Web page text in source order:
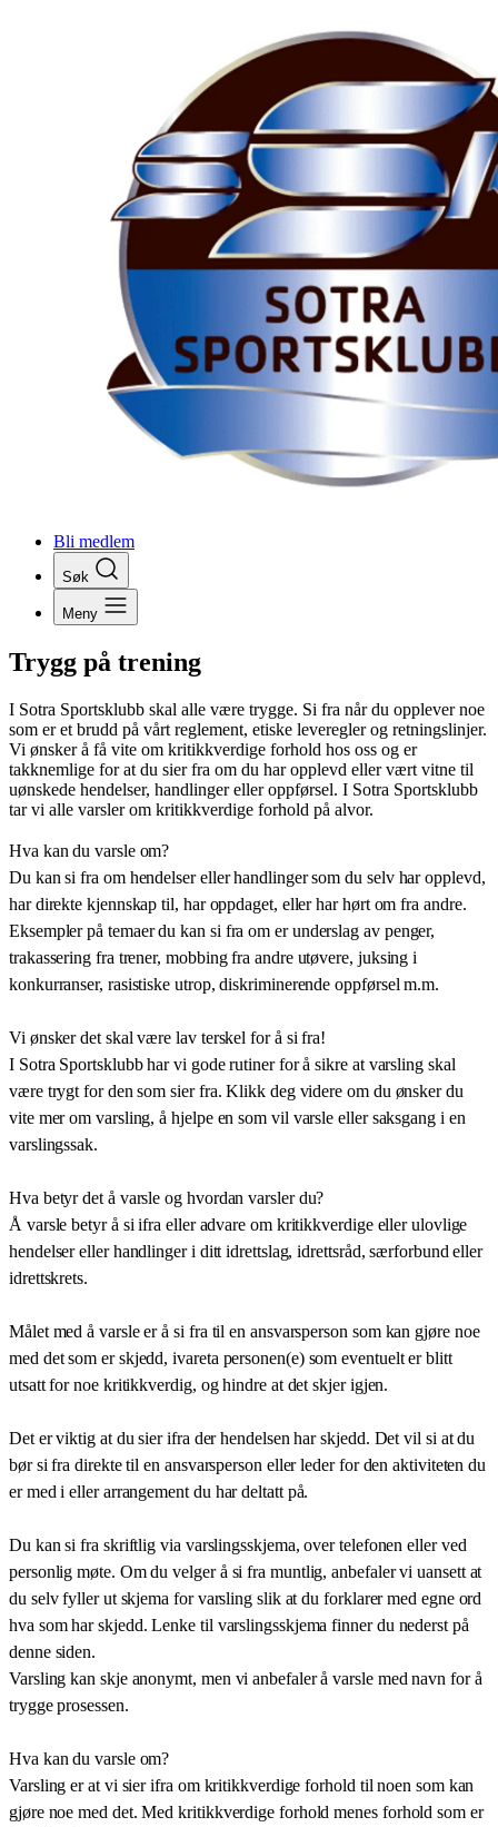
Bli medlem
Søk
Meny
Trygg på trening
I Sotra Sportsklubb skal alle være trygge. Si fra når du opplever noe
som er et brudd på vårt reglement, etiske leveregler og retningslinjer.
Vi ønsker å få vite om kritikkverdige forhold hos oss og er
takknemlige for at du sier fra om du har opplevd eller vært vitne til
uønskede hendelser, handlinger eller oppførsel. I Sotra Sportsklubb
tar vi alle varsler om kritikkverdige forhold på alvor.
Hva kan du varsle om?
Du kan si fra om hendelser eller handlinger som du selv har opplevd,
har direkte kjennskap til, har oppdaget, eller har hørt om fra andre.
Eksempler på temaer du kan si fra om er underslag av penger,
trakassering fra trener, mobbing fra andre utøvere, juksing i
konkurranser, rasistiske utrop, diskriminerende oppførsel m.m.
Vi ønsker det skal være lav terskel for å si fra!
I Sotra Sportsklubb har vi gode rutiner for å sikre at varsling skal
være trygt for den som sier fra. Klikk deg videre om du ønsker du
vite mer om varsling, å hjelpe en som vil varsle eller saksgang i en
varslingssak.
Hva betyr det å varsle og hvordan varsler du?
Å varsle betyr å si ifra eller advare om kritikkverdige eller ulovlige
hendelser eller handlinger i ditt idrettslag, idrettsråd, særforbund eller
idrettskrets.
Målet med å varsle er å si fra til en ansvarsperson som kan gjøre noe
med det som er skjedd, ivareta personen(e) som eventuelt er blitt
utsatt for noe kritikkverdig, og hindre at det skjer igjen.
Det er viktig at du sier ifra der hendelsen har skjedd. Det vil si at du
bør si fra direkte til en ansvarsperson eller leder for den aktiviteten du
er med i eller arrangement du har deltatt på.
Du kan si fra skriftlig via varslingsskjema, over telefonen eller ved
personlig møte. Om du velger å si fra muntlig, anbefaler vi uansett at
du selv fyller ut skjema for varsling slik at du forklarer med egne ord
hva som har skjedd. Lenke til varslingsskjema finner du nederst på
denne siden.
Varsling kan skje anonymt, men vi anbefaler å varsle med navn for å
trygge prosessen.
Hva kan du varsle om?
Varsling er at vi sier ifra om kritikkverdige forhold til noen som kan
gjøre noe med det. Med kritikkverdige forhold menes forhold som er